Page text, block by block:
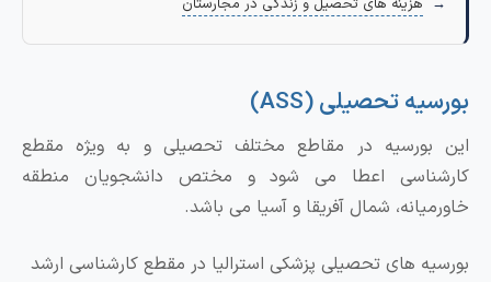
بورسیه تحصیلی (ASS)
این بورسیه در مقاطع مختلف تحصیلی و به ویژه مقطع
کارشناسی اعطا می شود و مختص دانشجویان منطقه
خاورمیانه، شمال آفریقا و آسیا می باشد.
بورسیه های تحصیلی پزشکی استرالیا در مقطع کارشناسی ارشد